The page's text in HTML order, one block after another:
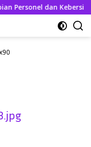
Personel dan